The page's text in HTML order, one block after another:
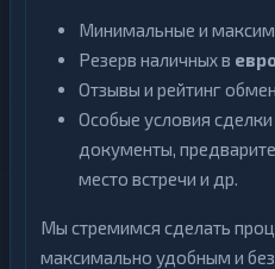
Минимальные и
Резерв наличных в
Отзывы и рейтинг
Особые условия
документы,
место встречи и др.
Мы стремимся сделать
максимально удобным и